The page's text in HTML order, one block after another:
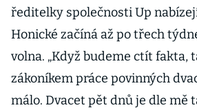
ředitelky společnosti Up
Honické začíná až po třech
volna. „Když budeme ctít fakta,
zákoníkem práce povinných
málo. Dvacet pět dnů je dle mě